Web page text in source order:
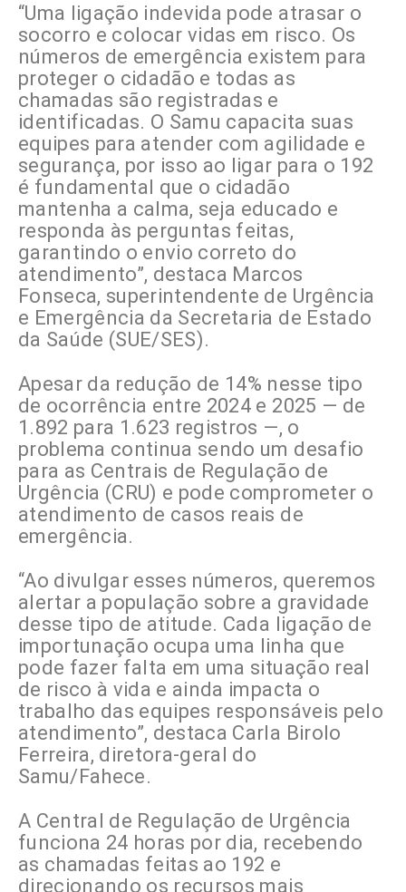
“Uma ligação indevida pode atrasar o
socorro e colocar vidas em risco. Os
números de emergência existem para
proteger o cidadão e todas as
chamadas são registradas e
identificadas. O Samu capacita suas
equipes para atender com agilidade e
segurança, por isso ao ligar para o 192
é fundamental que o cidadão
mantenha a calma, seja educado e
responda às perguntas feitas,
garantindo o envio correto do
atendimento”, destaca Marcos
Fonseca, superintendente de Urgência
e Emergência da Secretaria de Estado
da Saúde (SUE/SES).
Apesar da redução de 14% nesse tipo
de ocorrência entre 2024 e 2025 — de
1.892 para 1.623 registros —, o
problema continua sendo um desafio
para as Centrais de Regulação de
Urgência (CRU) e pode comprometer o
atendimento de casos reais de
emergência.
“Ao divulgar esses números, queremos
alertar a população sobre a gravidade
desse tipo de atitude. Cada ligação de
importunação ocupa uma linha que
pode fazer falta em uma situação real
de risco à vida e ainda impacta o
trabalho das equipes responsáveis pelo
atendimento”, destaca Carla Birolo
Ferreira, diretora-geral do
Samu/Fahece.
A Central de Regulação de Urgência
funciona 24 horas por dia, recebendo
as chamadas feitas ao 192 e
direcionando os recursos mais